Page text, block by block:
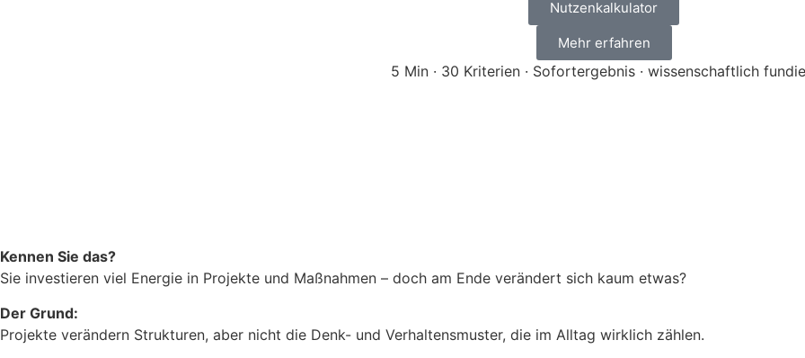
Nutzenkalkulator
Mehr erfahren
5 Min · 30 Kriterien · Sofortergebnis · wissenschaftlich
Kennen Sie das?
Sie investieren viel Energie in Projekte und Maßnahmen – doch am Ende verändert sich kaum etwas?
Der Grund:
Projekte verändern Strukturen, aber nicht die Denk- und Verhaltensmuster, die im Alltag wirklich zählen.